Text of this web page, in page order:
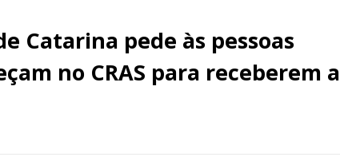
Catarina pede às pessoas
no CRAS para receberem a